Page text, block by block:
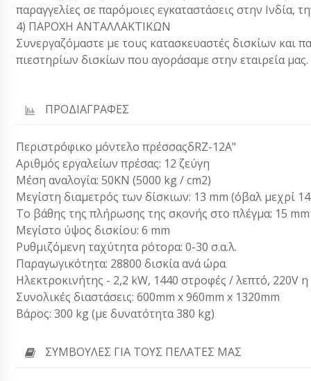
παραγγελίες σε παρόμοιες εγκαταστάσεις στην Ινδία,
4) ΠΑΡΟΧΗ ΑΝΤΑΛΛΑΚΤΙΚΩΝ
Συνεργαζόμαστε με τους κατασκευαστές δισκίων και
πιεστηρίων δισκίων που αγοράσαμε στην εταιρεία μας.
ΠΡΟΔΙΑΓΡΑΦΕΣ
Περιστρόφικο μόντελο πρέσσαςδRZ-12A"
Αριθμός εργαλείων πρέσας: 12 ζεύγη
Μέση αναλογία: 50KN (5000 kg / cm2)
Μεγίστη διαμετρός των δίσκιων: 13 mm (όβαλ μεχρί
Το βάθης της πλήρωσης της σκονής στο πλέγμα: 15 mm
Μεγίστο ύψος δισκίου: 6 mm
Ρυθμιζόμενη ταχύτητα ρότορα: 0-30 σ.α.λ.
Παραγωγικότητα: 28800 δισκία ανά ώρα
Ηλεκτροκινήτης - 2,2 kW, 1440 στροφές / λεπτό, 220V
Συνολικές διαστάσεις: 600mm x 960mm x 1320mm
Βάρος: 300 kg (με δυνατότητα 380 kg)
ΣΥΜΒΟΥΛΈΣ ΓΙΑ ΤΟΥΣ ΠΕΛΆΤΕΣ ΜΑΣ